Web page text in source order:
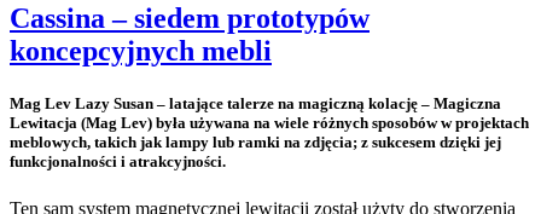
Cassina – siedem prototypów
koncepcyjnych mebli
Mag Lev Lazy Susan – latające talerze na magiczną kolację – Magiczna
Lewitacja (Mag Lev) była używana na wiele różnych sposobów w projektach
meblowych, takich jak lampy lub ramki na zdjęcia; z sukcesem dzięki jej
funkcjonalności i atrakcyjności.
Ten sam system magnetycznej lewitacji został użyty do stworzenia